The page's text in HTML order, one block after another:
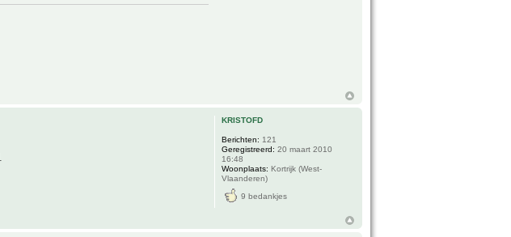
KRISTOFD
Berichten: 121
Geregistreerd: 20 maart 2010
16:48
Woonplaats: Kortrijk (West-
Vlaanderen)
9 bedankjes